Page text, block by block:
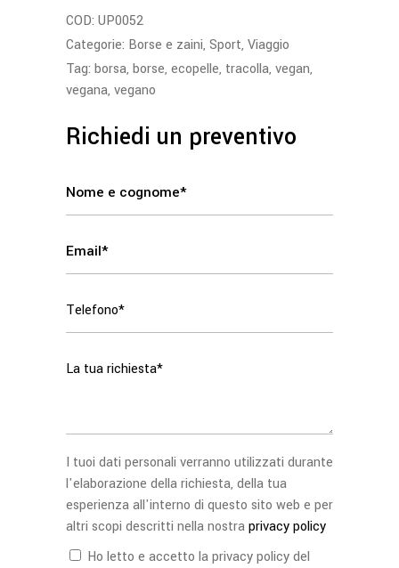
COD: UP0052
Categorie: Borse e zaini, Sport, Viaggio
Tag: borsa, borse, ecopelle, tracolla, vegan,
vegana, vegano
Richiedi un preventivo
I tuoi dati personali verranno utilizzati durante
l'elaborazione della richiesta, della tua
esperienza all'interno di questo sito web e per
altri scopi descritti nella nostraprivacy policy
Ho letto e accetto la privacy policy del